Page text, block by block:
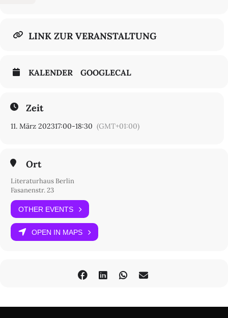
Ulm, Regensburg, Budapest, Neusatz/Novi Sad, Rustschuk/Russe,
Sulina.
im Rahmen seines
Europa.
LINK ZUR VERANSTALTUNG
KALENDER GOOGLECAL
Zeit
11. März 202317:00-18:30 (GMT+01:00)
Ort
Literaturhaus Berlin
Fasanenstr. 23
OTHER EVENTS
OPEN IN MAPS